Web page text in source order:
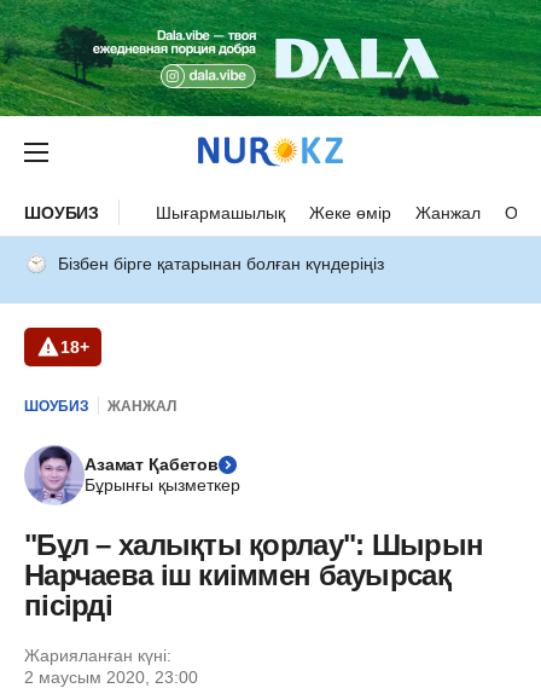
ШОУБИЗ Шығармашылық Жеке өмір Жанжал
Бізбен бірге қатарынан болған күндеріңіз
18+
ШОУБИЗ ЖАНЖАЛ
Азамат Қабетов
Бұрынғы қызметкер
"Бұл – халықты қорлау": Шырын
Нарчаева іш киіммен бауырсақ
пісірді
Жарияланған күні:
2 маусым 2020, 23:00